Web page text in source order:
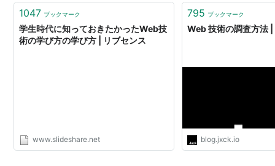
1047 ブックマーク
学生時代に知っておきたかったWeb技
術の学び方の学び方 | リブセンス
www.slideshare.net
795 ブックマーク
Web 技術の調査方法
blog.jxck.io